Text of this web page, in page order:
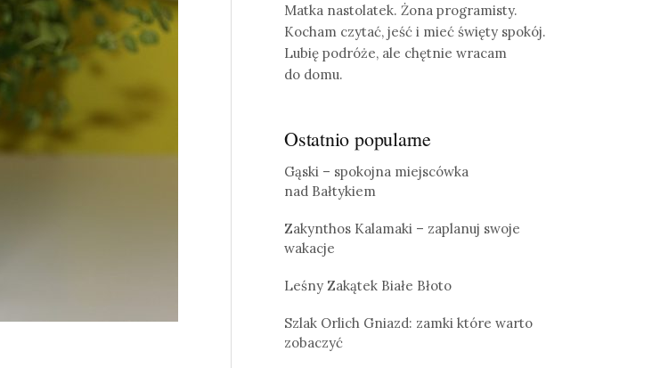
Matka nastolatek. Żona programisty.
Kocham czytać, jeść i mieć święty spokój.
Lubię podróże, ale chętnie wracam
do domu.
Ostatnio popularne
Gąski – spokojna miejscówka
nad Bałtykiem
Zakynthos Kalamaki – zaplanuj swoje
wakacje
Leśny Zakątek Białe Błoto
Szlak Orlich Gniazd: zamki które warto
zobaczyć